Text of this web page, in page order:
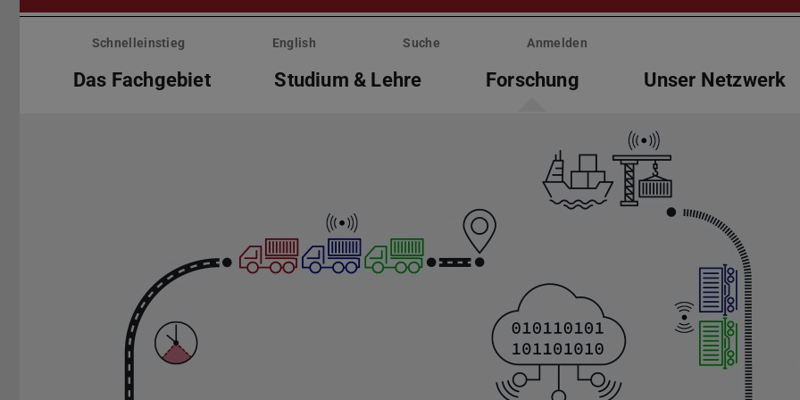
Menü
überspringenSchnelleinstieg English Suche Anmelden
Das Fachgebiet Studium & Lehre Forschung Unser Netzwerk